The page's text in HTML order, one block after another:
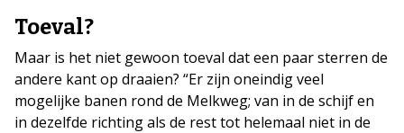
Toeval?
Maar is het niet gewoon toeval dat een paar sterren de
andere kant op draaien? “Er zijn oneindig veel
mogelijke banen rond de Melkweg; van in de schijf en
in dezelfde richting als de rest tot helemaal niet in de